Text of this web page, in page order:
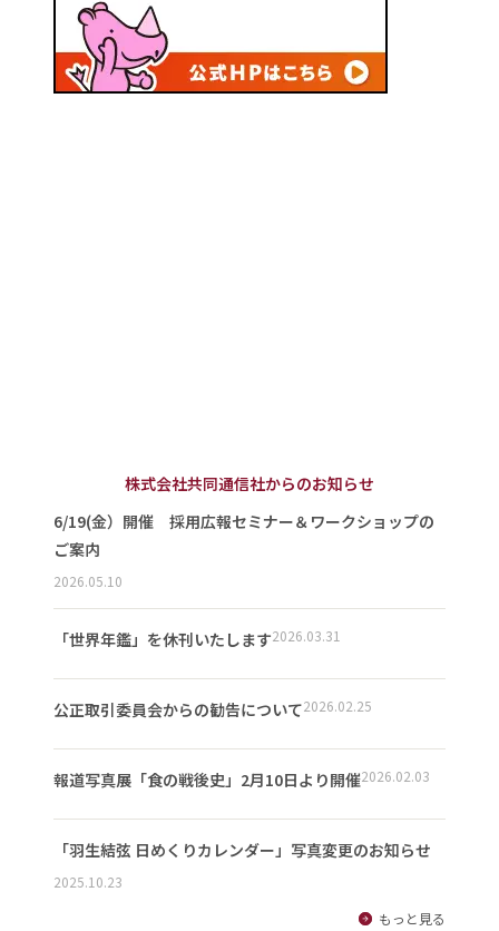
株式会社共同通信社からのお知らせ
6/19(金）開催 採用広報セミナー＆ワークショップの
ご案内
2026.05.10
「世界年鑑」を休刊いたします2026.03.31
公正取引委員会からの勧告について2026.02.25
報道写真展「食の戦後史」2月10日より開催2026.02.03
「羽生結弦 日めくりカレンダー」写真変更のお知らせ
2025.10.23
もっと見る